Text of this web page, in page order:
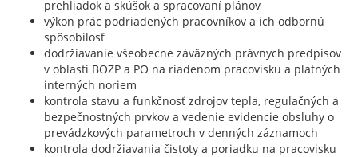
prehliadok a skúšok a spracovaní plánov
výkon prác podriadených pracovníkov a ich odbornú
spôsobilosť
dodržiavanie všeobecne záväzných právnych predpisov
v oblasti BOZP a PO na riadenom pracovisku a platných
interných noriem
kontrola stavu a funkčnosť zdrojov tepla, regulačných a
bezpečnostných prvkov a vedenie evidencie obsluhy o
prevádzkových parametroch v denných záznamoch
kontrola dodržiavania čistoty a poriadku na pracovisku